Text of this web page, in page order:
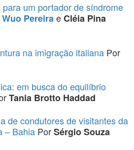
um portador de síndrome
PereiraeCléia Pina
na imigração italiana Por
em busca do equilíbrio
Tania Brotto Haddad
de condutores de visitantes da
– Bahia PorSérgio Souza